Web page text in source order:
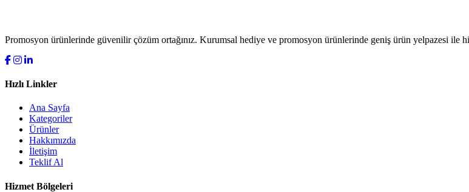
Promosyon ürünlerinde güvenilir çözüm ortağınız. Kurumsal hediye ve promosyon ürünlerinde geniş ürün yelpazesi ile
Hızlı Linkler
Ana Sayfa
Kategoriler
Ürünler
Hakkımızda
İletişim
Teklif Al
Hizmet Bölgeleri